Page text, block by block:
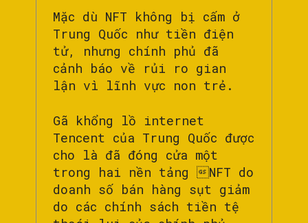
Mặc dù NFT không bị cấm ở
Trung Quốc như tiền điện
tử, nhưng chính phủ đã
cảnh báo về rủi ro gian
lận vì lĩnh vực non trẻ.
Gã khổng lồ internet
Tencent của Trung Quốc được
cho là đã đóng cửa một
trong hai nền tảng NFT do
doanh số bán hàng sụt giảm
do các chính sách tiền tệ